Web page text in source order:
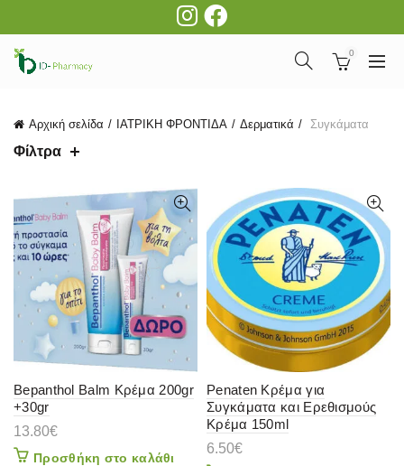
0
Αρχική σελίδα ΙΑΤΡΙΚΗ ΦΡΟΝΤΙΔΑ Δερματικά Συγκάματα
Φίλτρα
Bepanthol Balm Κρέμα 200gr
+30gr
13.80€
Προσθήκη στο καλάθι
Penaten Κρέμα για
Συγκάματα και Ερεθισμούς
Κρέμα 150ml
6.50€